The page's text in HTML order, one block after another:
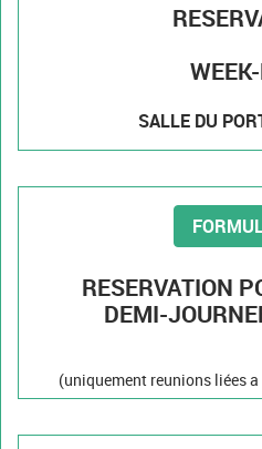
SALLE DU
RESERVATION
DEMI-
(uniquement reunions liées